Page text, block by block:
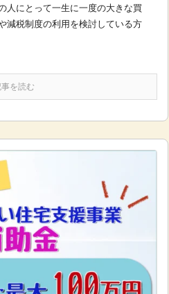
人にとって一生に一度の大きな買
減税制度の利用を検討している方
を読む